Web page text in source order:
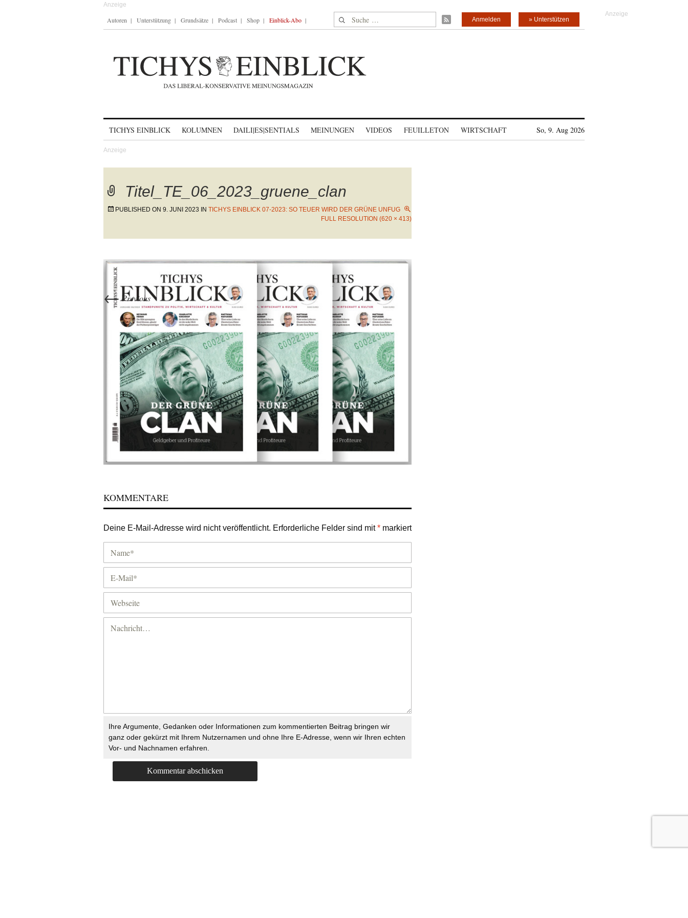
Autoren Unterstützung Grundsätze Podcast Shop Einblick-Abo Suche nach: » Unterstützen
Anmelden
TICHYS EINBLICK KOLUMNEN DAILI|ES|SENTIALS MEINUNGEN VIDEOS FEUILLETON WIRTSCHAFT So, 9. Aug 2026
Titel_TE_06_2023_gruene_clan
PUBLISHED ON 9. JUNI 2023 IN TICHYS EINBLICK 07-2023: SO TEUER WIRD DER GRÜNE UNFUG
FULL RESOLUTION (620 × 413)
←Previous
KOMMENTARE
Deine E-Mail-Adresse wird nicht veröffentlicht. Erforderliche Felder sind mit* markiert
Ihre Argumente, Gedanken oder Informationen zum kommentierten Beitrag bringen wir
ganz oder gekürzt mit Ihrem Nutzernamen und ohne Ihre E-Adresse, wenn wir Ihren echten
Vor- und Nachnamen erfahren.